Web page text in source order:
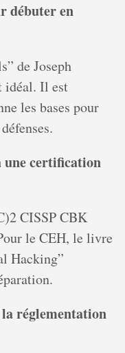
débuter en
de Joseph
idéal. Il est
les bases pour
certification
CISSP CBK
le CEH, le livre
Hacking”
réglementation